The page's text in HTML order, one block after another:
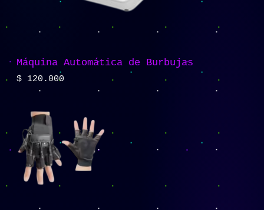
Máquina Automática de Burbujas
$ 120.000